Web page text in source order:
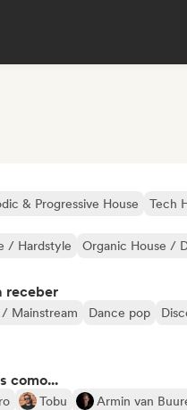
& Progressive House Tech
/ Hardstyle
Organic House /
receber
Mainstream Dance pop
como...
Tobu
Armin van